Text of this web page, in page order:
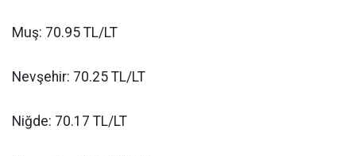
Muş: 70.95 TL/LT
Nevşehir: 70.25 TL/LT
Niğde: 70.17 TL/LT